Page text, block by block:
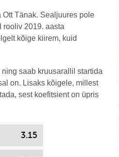
Tänak. Sealjuures pole
rooliv 2019. aasta
kõige kiirem, kuid
saab kruusarallil startida
on. Lisaks kõigele, millest
sest koefitsient on üpris